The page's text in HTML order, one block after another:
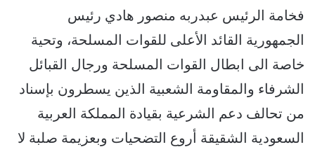
فخامة الرئيس عبدربه منصور هادي رئيس
الجمهورية القائد الأعلى للقوات المسلحة، وتحية
خاصة الى ابطال القوات المسلحة ورجال القبائل
الشرفاء والمقاومة الشعبية الذين يسطرون بإسناد
من تحالف دعم الشرعية بقيادة المملكة العربية
السعودية الشقيقة أروع التضحيات وبعزيمة صلبة لا